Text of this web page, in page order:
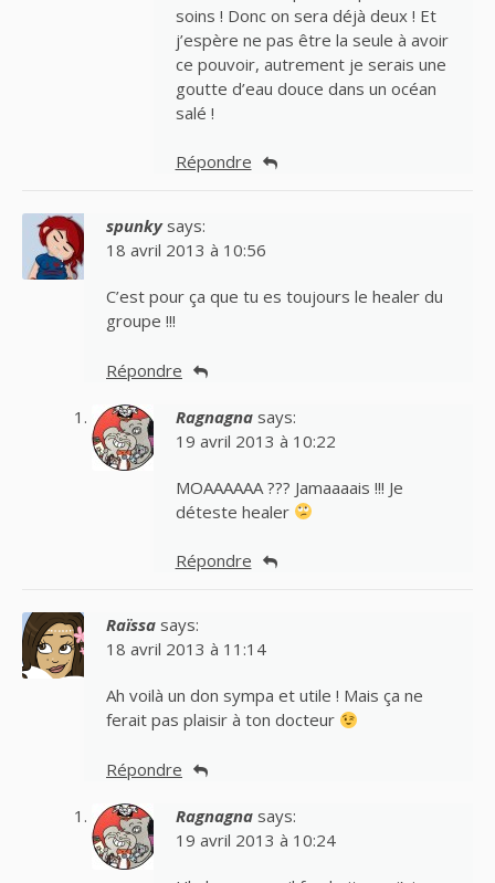
soins ! Donc on sera déjà deux ! Et
j’espère ne pas être la seule à avoir
ce pouvoir, autrement je serais une
goutte d’eau douce dans un océan
salé !
Répondre
spunky says:
18 avril 2013 à 10:56
C’est pour ça que tu es toujours le healer du
groupe !!!
Répondre
Ragnagna says:
19 avril 2013 à 10:22
MOAAAAAA ??? Jamaaaais !!! Je
déteste healer
Répondre
Raïssa says:
18 avril 2013 à 11:14
Ah voilà un don sympa et utile ! Mais ça ne
ferait pas plaisir à ton docteur
Répondre
Ragnagna says:
19 avril 2013 à 10:24